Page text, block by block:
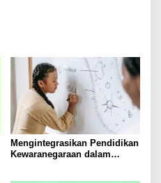
Mengintegrasikan Pendidikan
Kewaranegaraan dalam